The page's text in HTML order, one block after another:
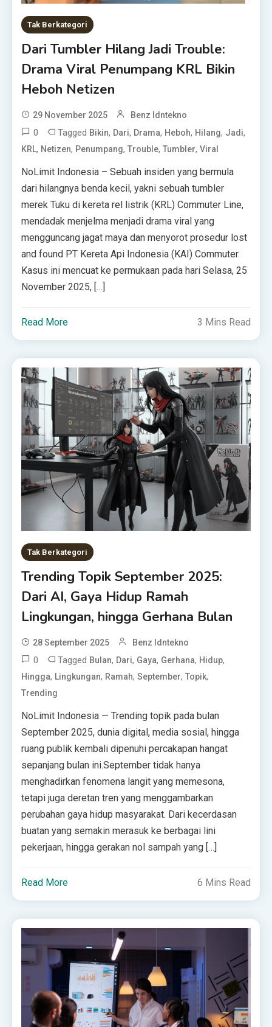
Tak Berkategori
Dari Tumbler Hilang Jadi Trouble:
Drama Viral Penumpang KRL Bikin
Heboh Netizen
29 November 2025 Benz Idntekno
0 Tagged Bikin, Dari, Drama, Heboh, Hilang, Jadi,
KRL, Netizen, Penumpang,Trouble,Tumbler,Viral
NoLimit Indonesia – Sebuah insiden yang bermula
dari hilangnya benda kecil, yakni sebuah tumbler
merek Tuku di kereta rel listrik (KRL) Commuter Line,
mendadak menjelma menjadi drama viral yang
mengguncang jagat maya dan menyorot prosedur lost
and found PT Kereta Api Indonesia (KAI) Commuter.
Kasus ini mencuat ke permukaan pada hari Selasa, 25
November 2025, […]
Read More 3 Mins Read
Tak Berkategori
Trending Topik September 2025:
Dari AI, Gaya Hidup Ramah
Lingkungan, hingga Gerhana Bulan
28 September 2025 Benz Idntekno
0 Tagged Bulan, Dari, Gaya, Gerhana, Hidup,
Hingga, Lingkungan, Ramah,September,Topik,
Trending
NoLimit Indonesia — Trending topik pada bulan
September 2025, dunia digital, media sosial, hingga
ruang publik kembali dipenuhi percakapan hangat
sepanjang bulan ini.September tidak hanya
menghadirkan fenomena langit yang memesona,
tetapi juga deretan tren yang menggambarkan
perubahan gaya hidup masyarakat. Dari kecerdasan
buatan yang semakin merasuk ke berbagai lini
pekerjaan, hingga gerakan nol sampah yang […]
Read More 6 Mins Read